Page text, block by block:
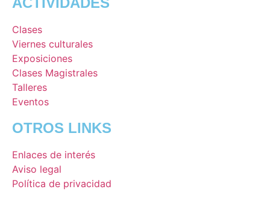
Clases
Viernes culturales
Exposiciones
Clases Magistrales
Talleres
Eventos
OTROS LINKS
Enlaces de interés
Aviso legal
Política de privacidad